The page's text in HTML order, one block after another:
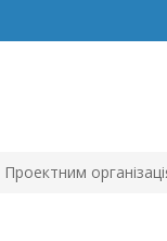
Проектним